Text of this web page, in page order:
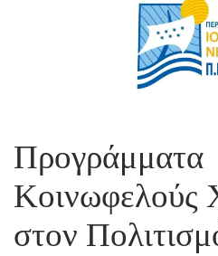
Προγράμματα
Κοινωφελούς
στον